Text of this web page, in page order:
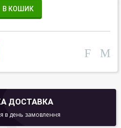
В КОШИК
ДОСТАВКА
в день замовлення